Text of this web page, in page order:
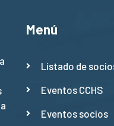
Menú
Listado de
Eventos CCHS
Eventos socios